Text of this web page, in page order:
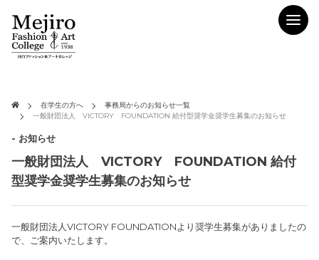
在学生の方へ
事務局からのお知らせ一覧
一般財団法人 VICTORY FOUNDATION 給付型奨学金奨学生募集のお知らせ
- お知らせ
一般財団法人 VICTORY FOUNDATION 給付
型奨学金奨学生募集のお知らせ
一般財団法人VICTORY FOUNDATIONより奨学生募集がありましたの
で、ご案内いたします。